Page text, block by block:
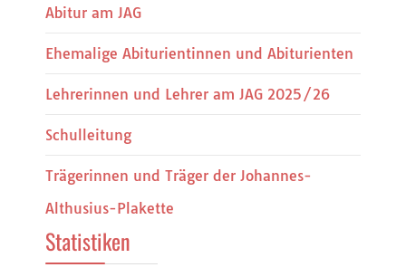
Abitur am JAG
Ehemalige Abiturientinnen und Abiturienten
Lehrerinnen und Lehrer am JAG 2025/26
Schulleitung
Trägerinnen und Träger der Johannes-
Althusius-Plakette
Statistiken